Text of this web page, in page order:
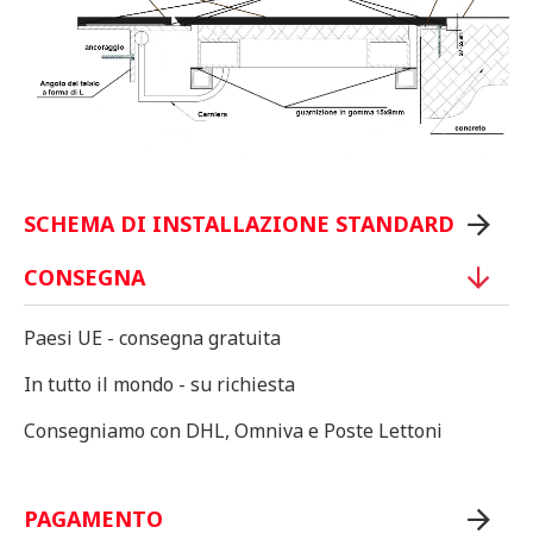
SCHEMA DI INSTALLAZIONE STANDARD
CONSEGNA
Paesi UE - consegna gratuita
In tutto il mondo - su richiesta
Consegniamo con DHL, Omniva e Poste Lettoni
PAGAMENTO